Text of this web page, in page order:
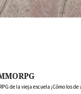
de la vieja escuela ¡Cómo los